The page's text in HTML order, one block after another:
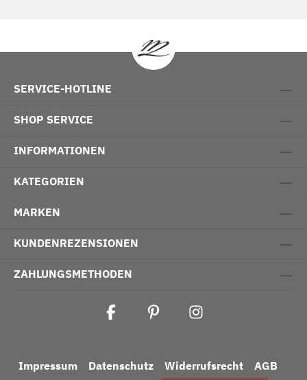
SERVICE-HOTLINE
SHOP SERVICE
INFORMATIONEN
KATEGORIEN
MARKEN
KUNDENREZENSIONEN
ZAHLUNGSMETHODEN
Impressum Datenschutz Widerrufsrecht AGB